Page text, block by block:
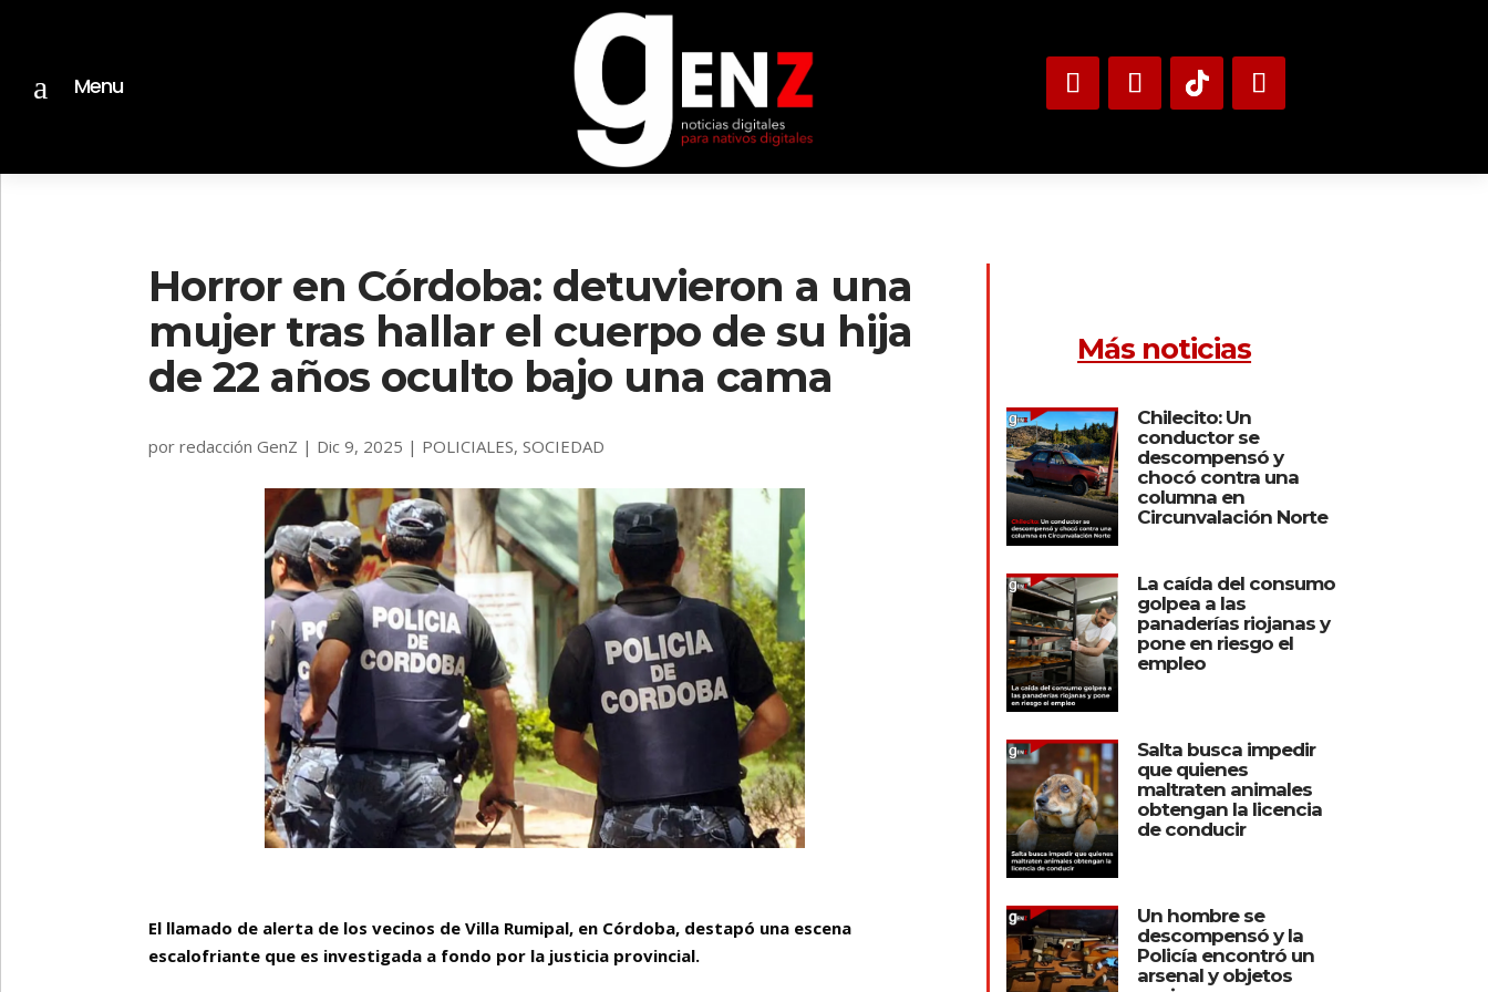
a Menu
Horror en Córdoba: detuvieron a una
mujer tras hallar el cuerpo de su hija
de 22 años oculto bajo una cama
porredacción GenZ | Dic 9, 2025 | POLICIALES,SOCIEDAD
El llamado de alerta de los vecinos de Villa Rumipal, en Córdoba, destapó una escena
escalofriante que es investigada a fondo por la justicia provincial.
Más noticias
Chilecito: Un
conductor se
descompensó y
chocó contra una
columna en
Circunvalación Norte
La caída del consumo
golpea a las
panaderías riojanas y
pone en riesgo el
empleo
Salta busca impedir
que quienes
maltraten animales
obtengan la licencia
de conducir
Un hombre se
descompensó y la
Policía encontró un
arsenal y objetos